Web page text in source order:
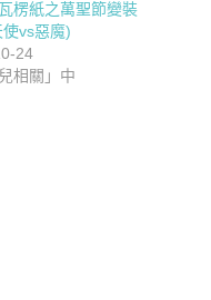
楞紙之萬聖節變裝
vs惡魔)
24
相關」中